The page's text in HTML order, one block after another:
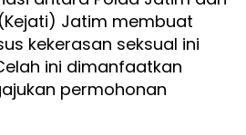
Jatim membuat
kekerasan seksual ini
ini dimanfaatkan
permohonan